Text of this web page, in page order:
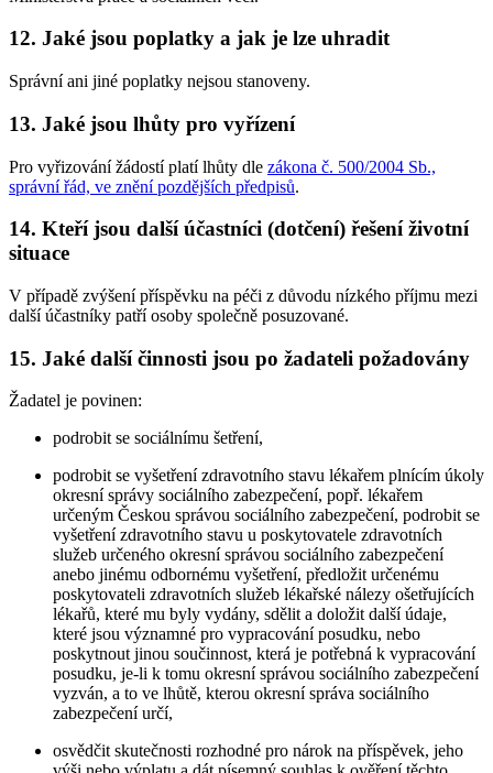
12. Jaké jsou poplatky a jak je lze uhradit
Správní ani jiné poplatky nejsou stanoveny.
13. Jaké jsou lhůty pro vyřízení
Pro vyřizování žádostí platí lhůty dle zákona č. 500/2004 Sb.,
správní řád, ve znění pozdějších předpisů.
14. Kteří jsou další účastníci (dotčení) řešení životní
situace
V případě zvýšení příspěvku na péči z důvodu nízkého příjmu mezi
další účastníky patří osoby společně posuzované.
15. Jaké další činnosti jsou po žadateli požadovány
Žadatel je povinen:
podrobit se sociálnímu šetření,
podrobit se vyšetření zdravotního stavu lékařem plnícím úkoly
okresní správy sociálního zabezpečení, popř. lékařem
určeným Českou správou sociálního zabezpečení, podrobit se
vyšetření zdravotního stavu u poskytovatele zdravotních
služeb určeného okresní správou sociálního zabezpečení
anebo jinému odbornému vyšetření, předložit určenému
poskytovateli zdravotních služeb lékařské nálezy ošetřujících
lékařů, které mu byly vydány, sdělit a doložit další údaje,
které jsou významné pro vypracování posudku, nebo
poskytnout jinou součinnost, která je potřebná k vypracování
posudku, je-li k tomu okresní správou sociálního zabezpečení
vyzván, a to ve lhůtě, kterou okresní správa sociálního
zabezpečení určí,
osvědčit skutečnosti rozhodné pro nárok na příspěvek, jeho